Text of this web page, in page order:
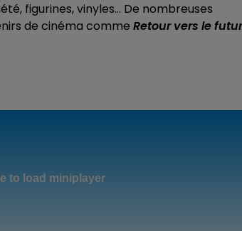
figurines, vinyles... De nombreuses
de cinéma comme Retour vers le futur